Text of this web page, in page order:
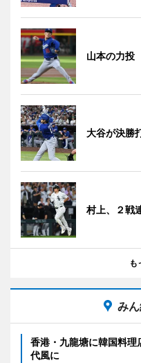
山本の力
大谷が決
村上、２戦
も
み
香港・九龍塘に韓国料
代風に